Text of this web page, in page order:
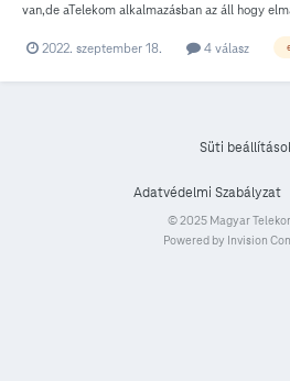
van,de aTelekom alkalmazásban az áll hogy
tartozásomat ami valójában nincs is.
2022. szeptember 18. 4 válasz
Süti
Adatvédelmi Szabályzat
© 2025 Magyar
Powered by Invision